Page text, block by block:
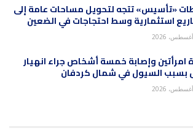
«تأسيس» تتجه لتحويل مساحات عامة إلى
استثمارية وسط احتجاجات في الضعين
امرأتين وإصابة خمسة أشخاص جراء انهيار
بسبب السيول في شمال كردفان